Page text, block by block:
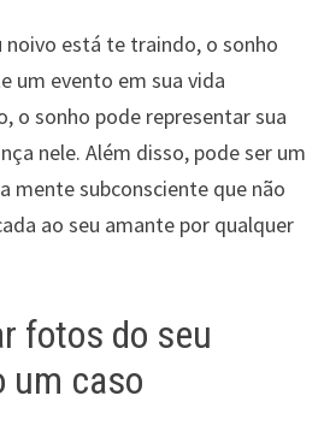
noivo está te traindo, o sonho
um evento em sua vida
o sonho pode representar sua
nele. Além disso, pode ser um
mente subconsciente que não
ao seu amante por qualquer
fotos do seu
um caso